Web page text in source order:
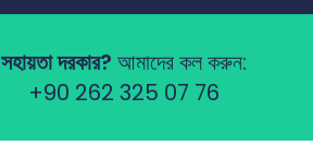
সহায়তা দরকার? আমাদের কল করুন:
+90 262 325 07 76